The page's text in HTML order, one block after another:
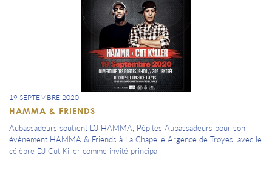
les Aubassadeurs concernés.
Présentation de Patrick Bauer notre 200ème AUBASSADEURS
Fondateur du Marathon Des Sables, célèbre MDS ultra-trail mondialement
Pour terminer sur un moment d'échange et de convivialité qui est dans
l'ADN d'AUBASSADEURS.
19 SEPTEMBRE 2020
HAMMA & FRIENDS
Aubassadeurs soutient DJ HAMMA, Pépites Aubassadeurs pour son
évènement HAMMA & Friends à La Chapelle Argence de Troyes, avec le
célèbre DJ Cut Killer comme invité principal.